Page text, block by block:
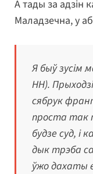
А тады за адзін
Маладзечна, у
Я быў зусім
НН).
сябрук
проста так
будзе суд, і
дык трэба
ўжо дахаты